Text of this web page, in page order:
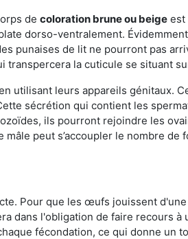
de coloration brune ou beige est
dorso-ventralement.
punaises de lit ne pourront pas
la cuticule se situant
utilisant leurs appareils génitaux.
sécrétion qui contient les
ils pourront rejoindre les
peut s’accoupler le nombre de
Pour que les œufs jouissent
dans l'obligation de faire recours à
fécondation, ce qui donne un